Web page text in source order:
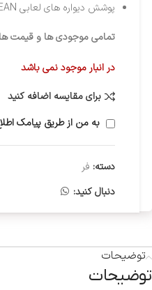
پوشش دیواره های لعابی EASY TO CLEAN
تمامی موجودی ها و قیمت ها
در انبار موجود نمی باشد
برای مقایسه اضافه کنید
به من از طریق پیامک
دسته: فر
دنبال کنید:
توضیحات
توضیحات